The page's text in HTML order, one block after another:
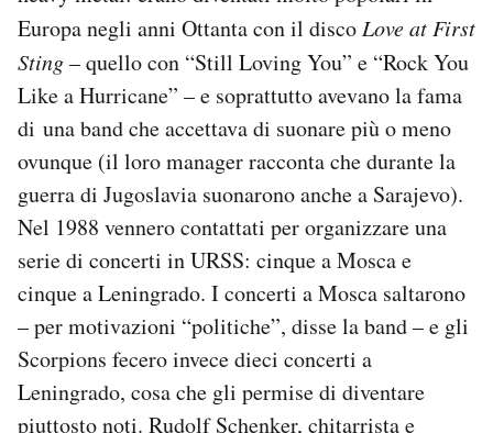
Europa negli anni Ottanta con il disco Love at First
Sting– quello con “Still Loving You” e “Rock You
Like a Hurricane” – e soprattutto avevano la fama
di una band che accettava di suonare più o meno
ovunque (il loro manager racconta che durante la
guerra di Jugoslavia suonarono anche a Sarajevo).
Nel 1988 vennero contattati per organizzare una
serie di concerti in URSS: cinque a Mosca e
cinque a Leningrado. I concerti a Mosca saltarono
– per motivazioni “politiche”, disse la band – e gli
Scorpions fecero invece dieci concerti a
Leningrado, cosa che gli permise di diventare
piuttosto noti. Rudolf Schenker, chitarrista e